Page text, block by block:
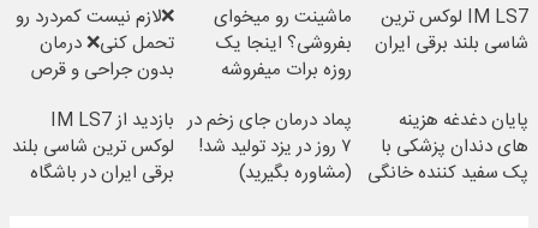
IM LS7 لوکس ترین
شاسی بلند برقی ایران
ماشینت رو میخوای
بفروشی؟ اینجا یک
روزه برات میفروشه
❌لازم نیست کمردرد رو
تحمل کنی❌ درمان
بدون جراحی و قرص
پایان دغدغه هزینه
های دندان پزشکی با
پک سفید کننده خانگی
پماد درمان جای زخم در
۷ روز در یزد تولید شد!
(مشاوره بگیرید)
بازدید از IM LS7
لوکس ترین شاسی بلند
برقی ایران در باشگاه